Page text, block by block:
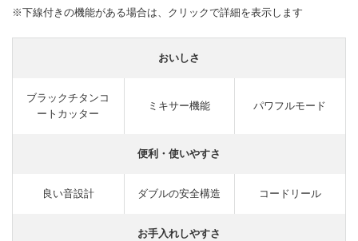
※下線付きの機能がある場合は、クリックで詳細を表示します
おいしさ
ブラックチタンコ
ートカッター
ミキサー機能 パワフルモード
便利・使いやすさ
良い音設計 ダブルの安全構造 コードリール
お手入れしやすさ